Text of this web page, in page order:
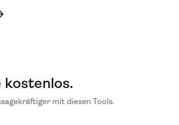
testimonial
1
2
testimonial 3
kostenlos.
mit diesen Tools.